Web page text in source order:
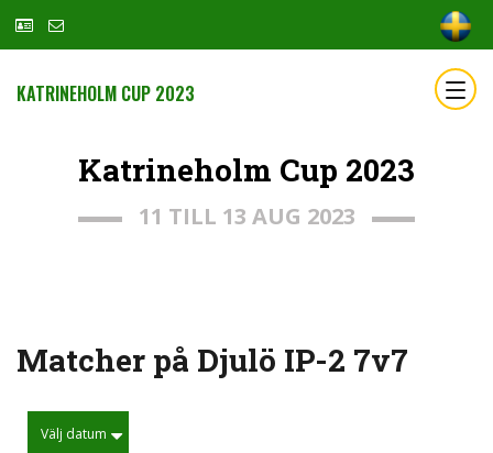
KATRINEHOLM CUP 2023
Katrineholm Cup 2023
11 TILL 13 AUG 2023
Matcher på Djulö IP-2 7v7
Välj datum